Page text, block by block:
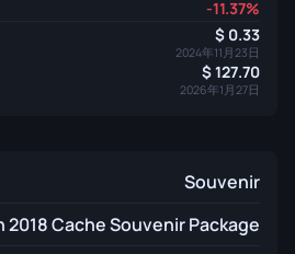
-11.37%
0.33
2024年11月23日
127.70
2026年1月27日
Souvenir
2018 Cache Souvenir Package